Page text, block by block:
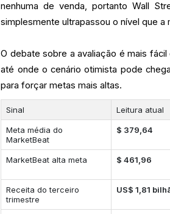
nenhuma de venda, portanto Wall
simplesmente ultrapassou o nível que
O debate sobre a avaliação é mais
até onde o cenário otimista pode
para forçar metas mais altas.
Sinal Leitura atual
Meta média do
MarketBeat
$ 379,64
MarketBeat alta meta $ 461,96
Receita do terceiro
trimestre
US$ 1,81